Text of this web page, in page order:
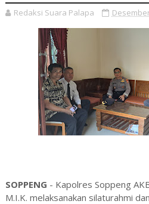
Redaksi Suara Palapa
SOPPENG - Kapolres Soppeng
M.I.K. melaksanakan silaturahmi